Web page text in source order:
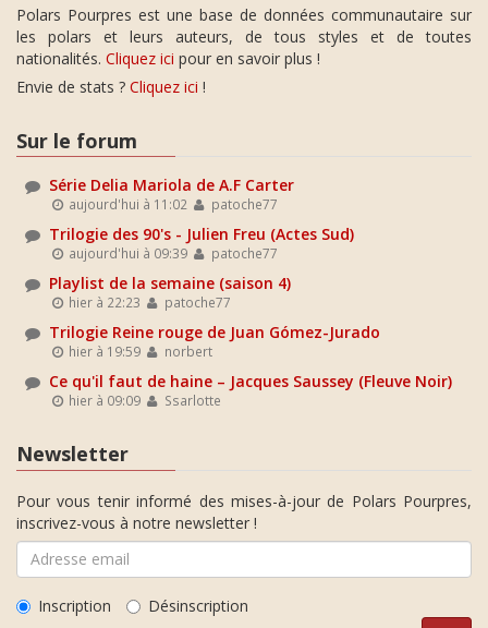
Polars Pourpres est une base de données communautaire sur
les polars et leurs auteurs, de tous styles et de toutes
nationalités. Cliquez ici pour en savoir plus !
Envie de stats ? Cliquez ici !
Sur le forum
Série Delia Mariola de A.F Carter
aujourd'hui à 11:02 patoche77
Trilogie des 90's - Julien Freu (Actes Sud)
aujourd'hui à 09:39 patoche77
Playlist de la semaine (saison 4)
hier à 22:23 patoche77
Trilogie Reine rouge de Juan Gómez-Jurado
hier à 19:59 norbert
Ce qu'il faut de haine – Jacques Saussey (Fleuve Noir)
hier à 09:09 Ssarlotte
Newsletter
Pour vous tenir informé des mises-à-jour de Polars Pourpres,
inscrivez-vous à notre newsletter !
Inscription Désinscription